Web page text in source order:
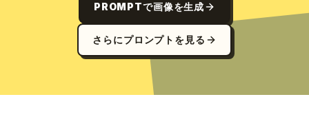
PROMPTで画像を生成
さらにプロンプトを見る